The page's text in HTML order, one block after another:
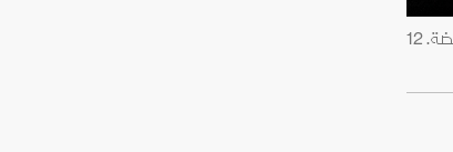
وكالة ناسا تنشر صوراً لمجرتين رصدهما تليسكوب جيمس ويب الفضائي في طور اندماج إحداهما بصورة بطريق والأخرى على شكل بيضة. 12